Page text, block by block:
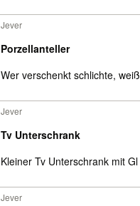
Jever
Porzellanteller
Wer verschenkt schlichte, weiß
Jever
Tv Unterschrank
Kleiner Tv Unterschrank mit Gl
Jever